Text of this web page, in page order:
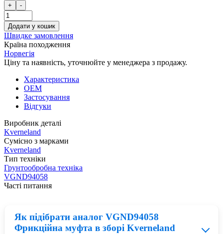
+ -
Додати у кошик
Швидке замовлення
Країна походження
Норвегія
Ціну та наявність, уточнюйте у менеджера з продажу.
Характеристика
OEM
Застосування
Відгуки
Виробник деталі
Kverneland
Сумісно з марками
Kverneland
Тип техніки
Грунтообробна техніка
VGND94058
Часті питання
Як підібрати аналог VGND94058
Фрикційна муфта в зборі Kverneland